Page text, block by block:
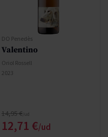
DO Penedès
Valentino
Oriol Rossell
2023
Precio especial
12,71 €
Precio normal
14,95 €